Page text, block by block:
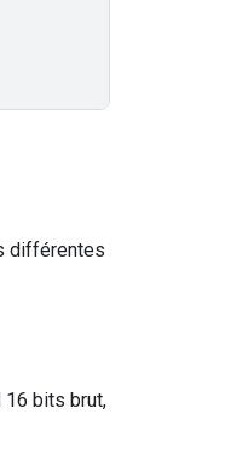
différentes
16 bits brut,